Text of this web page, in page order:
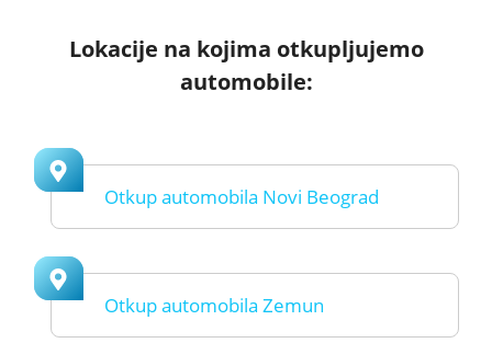
Lokacije na kojima otkupljujemo
automobile:
Otkup automobila Novi Beograd
Otkup automobila Zemun